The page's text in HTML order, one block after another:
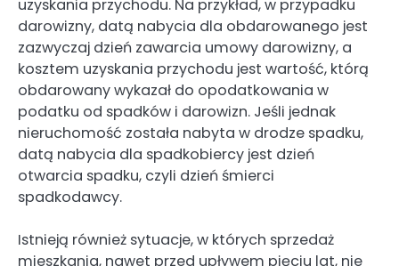
uzyskania przychodu. Na przykład, w przypadku
darowizny, datą nabycia dla obdarowanego jest
zazwyczaj dzień zawarcia umowy darowizny, a
kosztem uzyskania przychodu jest wartość, którą
obdarowany wykazał do opodatkowania w
podatku od spadków i darowizn. Jeśli jednak
nieruchomość została nabyta w drodze spadku,
datą nabycia dla spadkobiercy jest dzień
otwarcia spadku, czyli dzień śmierci
spadkodawcy.
Istnieją również sytuacje, w których sprzedaż
mieszkania, nawet przed upływem pięciu lat, nie